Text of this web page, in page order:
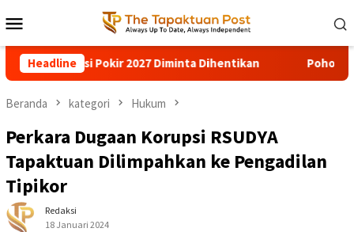
ke
kontenMobile
Headline
2027 Diminta Dihentikan Pohon Besar Tumbang
Beranda kategori Hukum
Perkara Dugaan Korupsi RSUDYA
Tapaktuan Dilimpahkan ke Pengadilan
Tipikor
Redaksi
18 Januari 2024